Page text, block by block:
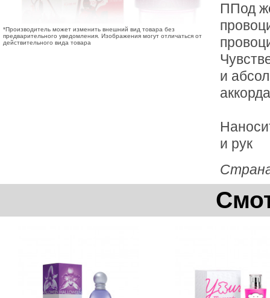
*Производитель может изменить внешний вид товара без
предварительного уведомления. Изображения могут отличаться от
действительного вида товара
ППод
и
и рук